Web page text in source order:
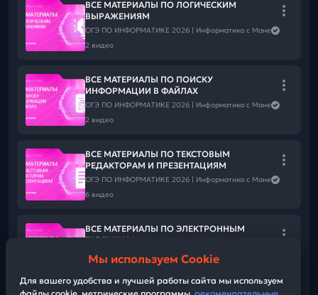
ВСЕ МАТЕРИАЛЫ ПО ЛОГИЧЕСКИМ
ВЫРАЖЕНИЯМ
ОГЭ ПО ИНФОРМАТИКЕ 2026 | Информатика с Мане
2 видео
ВСЕ МАТЕРИАЛЫ ПО ПОИСКУ
ИНФОРМАЦИИ В ФАЙЛАХ
ОГЭ ПО ИНФОРМАТИКЕ 2026 | Информатика с Мане
2 видео
ВСЕ МАТЕРИАЛЫ ПО ТЕКСТОВЫМ
РЕДАКТОРАМ И ПРЕЗЕНТАЦИЯМ
ОГЭ ПО ИНФОРМАТИКЕ 2026 | Информатика с Мане
6 видео
ВСЕ МАТЕРИАЛЫ ПО ЭЛЕКТРОННЫМ
ТАБЛИЦАМ
ОГЭ ПО ИНФОРМАТИКЕ 2026 | Информатика с Мане
Мы используем Cookie
Для вашего удобства и лучшей работы сайта мы используем